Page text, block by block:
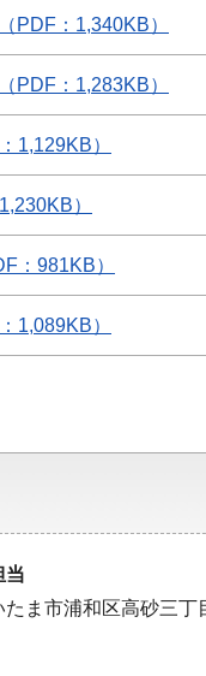
PDF：1,340KB）
PDF：1,283KB）
1,129KB）
）
：981KB）
1,089KB）
当
ま市浦和区高砂三丁